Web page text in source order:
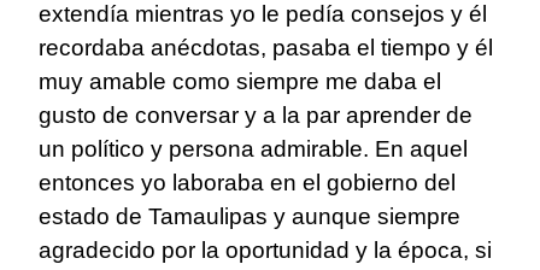
extendía mientras yo le pedía consejos y él
recordaba anécdotas, pasaba el tiempo y él
muy amable como siempre me daba el
gusto de conversar y a la par aprender de
un político y persona admirable. En aquel
entonces yo laboraba en el gobierno del
estado de Tamaulipas y aunque siempre
agradecido por la oportunidad y la época, si